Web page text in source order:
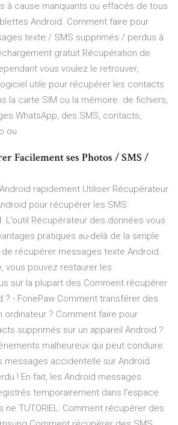
à cause manquants ou effacés de tous
Android. Comment faire pour
texte / SMS supprimés / perdus à
gratuit Récupération de
vous voulez le retrouver,
utile pour récupérer les contacts
la carte SIM ou la mémoire. de fichiers,
WhatsApp, des SMS, contacts,
ou
Facilement ses Photos / SMS /
rapidement Utiliser Récupérateur
pour récupérer les SMS
L’outil Récupérateur des données vous
pratiques au-delà de la simple
récupérer messages texte Android.
vous pouvez restaurer les
sur la plupart des Comment récupérer
? - FonePaw Comment transférer des
ordinateur ? Comment faire pour
supprimés sur un appareil Android ?
malheureux qui peut conduire
messages accidentelle sur Android.
! En fait, les Android messages
temporairement dans l'espace
ne TUTORIEL: Comment récupérer des